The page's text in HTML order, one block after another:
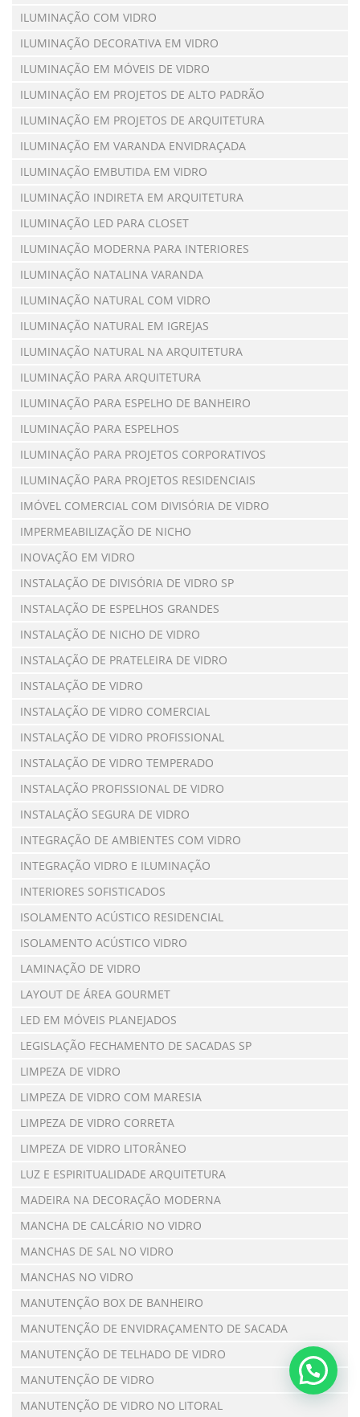
ILUMINAÇÃO COM VIDRO
ILUMINAÇÃO DECORATIVA EM VIDRO
ILUMINAÇÃO EM MÓVEIS DE VIDRO
ILUMINAÇÃO EM PROJETOS DE ALTO PADRÃO
ILUMINAÇÃO EM PROJETOS DE ARQUITETURA
ILUMINAÇÃO EM VARANDA ENVIDRAÇADA
ILUMINAÇÃO EMBUTIDA EM VIDRO
ILUMINAÇÃO INDIRETA EM ARQUITETURA
ILUMINAÇÃO LED PARA CLOSET
ILUMINAÇÃO MODERNA PARA INTERIORES
ILUMINAÇÃO NATALINA VARANDA
ILUMINAÇÃO NATURAL COM VIDRO
ILUMINAÇÃO NATURAL EM IGREJAS
ILUMINAÇÃO NATURAL NA ARQUITETURA
ILUMINAÇÃO PARA ARQUITETURA
ILUMINAÇÃO PARA ESPELHO DE BANHEIRO
ILUMINAÇÃO PARA ESPELHOS
ILUMINAÇÃO PARA PROJETOS CORPORATIVOS
ILUMINAÇÃO PARA PROJETOS RESIDENCIAIS
IMÓVEL COMERCIAL COM DIVISÓRIA DE VIDRO
IMPERMEABILIZAÇÃO DE NICHO
INOVAÇÃO EM VIDRO
INSTALAÇÃO DE DIVISÓRIA DE VIDRO SP
INSTALAÇÃO DE ESPELHOS GRANDES
INSTALAÇÃO DE NICHO DE VIDRO
INSTALAÇÃO DE PRATELEIRA DE VIDRO
INSTALAÇÃO DE VIDRO
INSTALAÇÃO DE VIDRO COMERCIAL
INSTALAÇÃO DE VIDRO PROFISSIONAL
INSTALAÇÃO DE VIDRO TEMPERADO
INSTALAÇÃO PROFISSIONAL DE VIDRO
INSTALAÇÃO SEGURA DE VIDRO
INTEGRAÇÃO DE AMBIENTES COM VIDRO
INTEGRAÇÃO VIDRO E ILUMINAÇÃO
INTERIORES SOFISTICADOS
ISOLAMENTO ACÚSTICO RESIDENCIAL
ISOLAMENTO ACÚSTICO VIDRO
LAMINAÇÃO DE VIDRO
LAYOUT DE ÁREA GOURMET
LED EM MÓVEIS PLANEJADOS
LEGISLAÇÃO FECHAMENTO DE SACADAS SP
LIMPEZA DE VIDRO
LIMPEZA DE VIDRO COM MARESIA
LIMPEZA DE VIDRO CORRETA
LIMPEZA DE VIDRO LITORÂNEO
LUZ E ESPIRITUALIDADE ARQUITETURA
MADEIRA NA DECORAÇÃO MODERNA
MANCHA DE CALCÁRIO NO VIDRO
MANCHAS DE SAL NO VIDRO
MANCHAS NO VIDRO
MANUTENÇÃO BOX DE BANHEIRO
MANUTENÇÃO DE ENVIDRAÇAMENTO DE SACADA
MANUTENÇÃO DE TELHADO DE VIDRO
MANUTENÇÃO DE VIDRO
MANUTENÇÃO DE VIDRO NO LITORAL